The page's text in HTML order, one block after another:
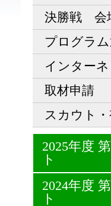
決勝戦 会
プログラム
インター
取材申請
スカウト・
2025年度
ト
2024年度
ト